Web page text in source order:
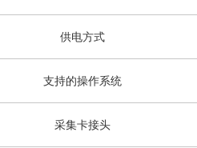
供电方式
支持的操作系统
采集卡接头